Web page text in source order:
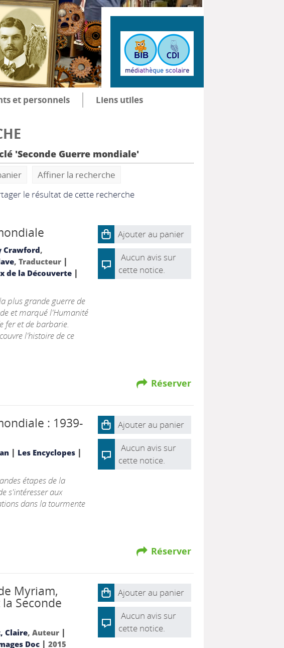
et personnels Liens utiles
'Seconde Guerre mondiale'
Affiner la recherche
le résultat de cette recherche
Crawford,
, Traducteur |
de la Découverte|
plus grande guerre de
et marqué l'Humanité
fer et de barbarie.
l'histoire de ce
Ajouter au panier
Aucun avis sur
cette notice.
Réserver
: 1939-
| Les Encyclopes|
étapes de la
s'intéresser aux
dans la tourmente
Ajouter au panier
Aucun avis sur
cette notice.
Réserver
Myriam,
Seconde
Claire, Auteur |
Doc| 2015
Ajouter au panier
Aucun avis sur
cette notice.